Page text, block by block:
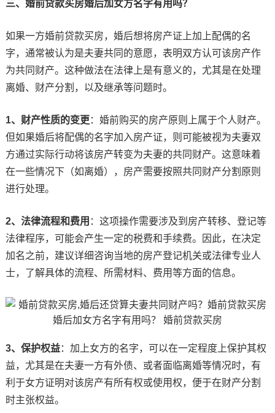
三、婚前贷款买房婚后加女方名字有用吗？
如果一方婚前贷款买房，婚后想将房产证上加上配偶的名
字，通常被认为是夫妻共同的意愿，表明双方认可该房产作
为共同财产。这种做法在法律上是有意义的，尤其是在处理
离婚、财产分割，以及继承等问题时。
1、财产性质的变更 ：婚前购买的房产原则上属于个人财产。
但如果婚后将配偶的名字加入房产证，则可能被视为夫妻双
方通过实际行动将该房产转变为夫妻的共同财产。这意味着
在一些情况下（如离婚），房产需要按照共同财产分割原则
进行处理。
2、法律流程和费用 ：这项操作需要涉及到房产转移、登记等
法律程序，可能会产生一定的税费和手续费。因此，在决定
加名之前，建议详细咨询当地的房产登记机关或法律专业人
士，了解具体的流程、所需材料、费用等方面的信息。
3、保护权益：加上女方的名字，可以在一定程度上保护其权
益，尤其是在夫妻一方有外债、或者面临离婚等情况时，有
利于女方证明对该房产有所有权或使用权，便于在财产分割
时主张权益。